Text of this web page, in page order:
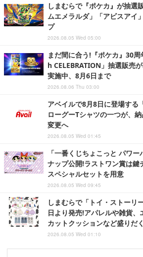
しまむらで『ポケカ』が抽選
ムエメラルダ」「アビスアイ
プ
2026.08.05 Wed 05:00
まだ間に合う!『ポケカ』30
h CELEBRATION」抽選販売
実施中、8月6日まで
2026.08.06 Thu 03:00
アベイルで8月8日に登場する
ローグーTシャツの一つが、
変更へ
2026.08.05 Wed 01:45
「一番くじちょこっと パワ
ナップ公開!ラストワン賞は鍵
スペシャルセットを用意
2026.08.05 Wed 09:45
しまむらで「トイ・ストーリ
日より発売!アパレルや雑貨、
カットクッションなど盛りだ
2026.08.05 Wed 01:10